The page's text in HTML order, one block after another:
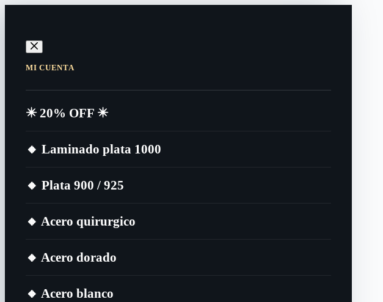
MI CUENTA
✴️​ 20% OFF ✴️​
🔸​ Laminado plata 1000
🔸​ Plata 900 / 925
🔸​ Acero quirurgico
🔸​ Acero dorado
🔸​ Acero blanco